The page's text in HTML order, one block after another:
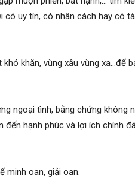
uy tín, có nhân cách hay có
khăn, vùng xâu vùng xa…để
ngoại tình, bằng chứng không
đến hạnh phúc và lợi ích chính
minh oan, giải oan.